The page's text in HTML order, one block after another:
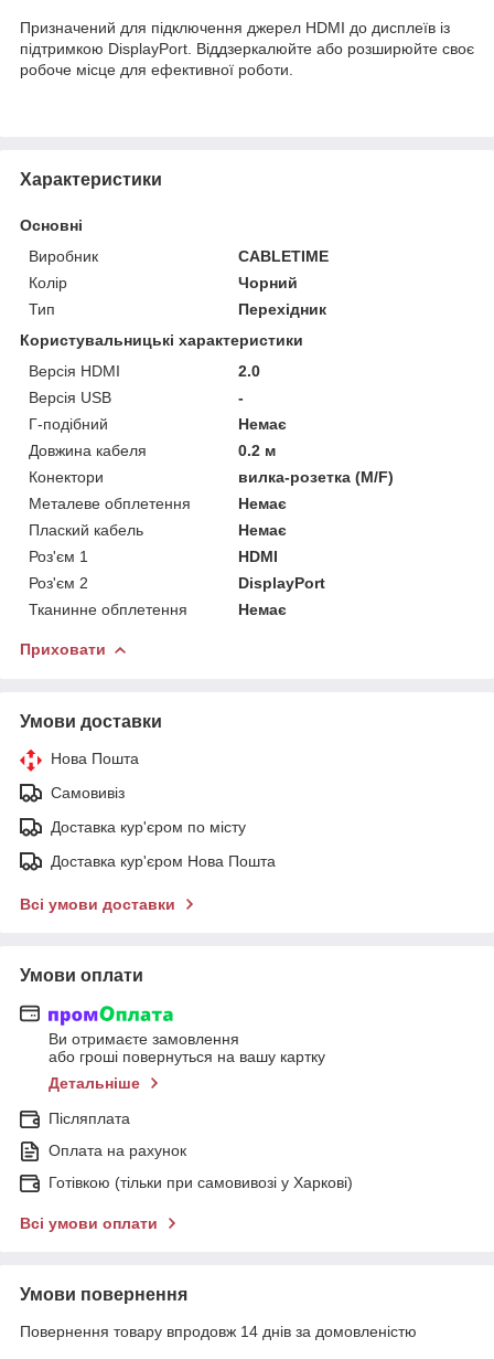
Призначений для підключення джерел HDMI до дисплеїв із
підтримкою DisplayPort. Віддзеркалюйте або розширюйте своє
робоче місце для ефективної роботи.
Характеристики
Основні
Виробник
CABLETIME
Колір
Чорний
Тип
Перехідник
Користувальницькі характеристики
Версія HDMI
2.0
Версія USB
-
Г-подібний
Немає
Довжина кабеля
0.2 м
Конектори
вилка-розетка (M/F)
Металеве обплетення
Немає
Плаский кабель
Немає
Роз'єм 1
HDMI
Роз'єм 2
DisplayPort
Тканинне обплетення
Немає
Приховати
Умови доставки
Нова Пошта
Самовивіз
Доставка кур'єром по місту
Доставка кур'єром Нова Пошта
Всі умови доставки
Умови оплати
Ви отримаєте замовлення
або гроші повернуться на вашу картку
Детальніше
Післяплата
Оплата на рахунок
Готівкою (тільки при самовивозі у Харкові)
Всі умови оплати
Умови повернення
Повернення товару впродовж 14 днів за домовленістю